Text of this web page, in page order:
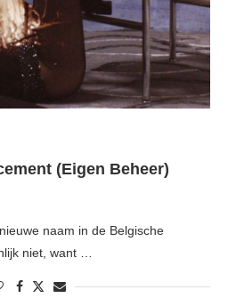
(Eigen Beheer)
naam in de Belgische
niet, want …